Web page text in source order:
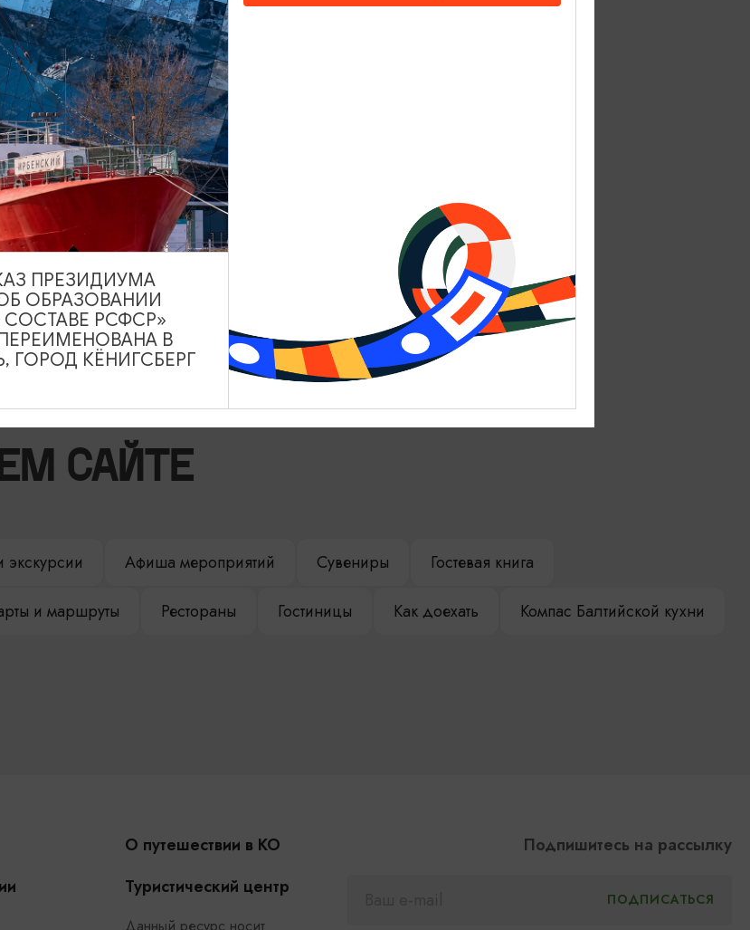
сеансов каждые 30 минут,
САЙТЕ
экскурсии Афиша мероприятий Сувениры Гостевая книга
и маршруты Рестораны Гостиницы Как доехать Компас Балтийской кухни
О путешествии в КО
Туристический центр
Подпишитесь на рассылку
ПРЕЗИДИУМА
ОБРАЗОВАНИИ
РСФСР»
В
ГОРОД КЁНИГСБЕРГ